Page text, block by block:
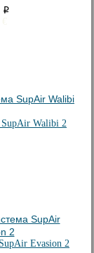
i
SupAir Walibi 2
Evasion 2